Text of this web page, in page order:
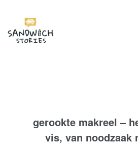
I'm looking for
Show me the
gerookte makreel –
vis, van noodzaak